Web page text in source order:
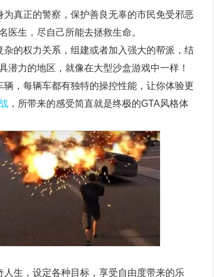
真正的警察，保护善良无辜的市民免受邪恶
医生，尽自己所能去拯救生命。
的权力关系，组建或者加入强大的帮派，结
潜力的地区，就像在大型沙盒游戏中一样！
，每辆车都有独特的操控性能，让你体验更
，所带来的感受简直就是终极的GTA风格体
生，设定各种目标，享受自由度带来的乐